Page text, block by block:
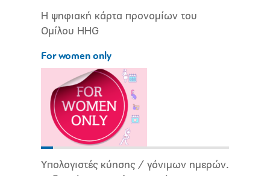
Η ψηφιακή κάρτα προνομίων του
Ομίλου HHG
For women only
Υπολογιστές κύησης / γόνιμων ημερών.